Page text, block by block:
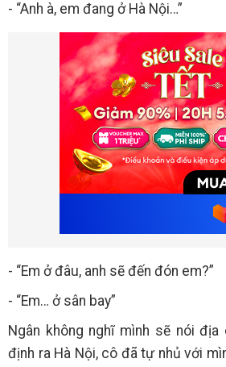
- “Anh à, em đang ở Hà Nội…”
- “Em ở đâu, anh sẽ đến đón em?”
- “Em… ở sân bay”
Ngân không nghĩ mình sẽ nói
định ra Hà Nội, cô đã tự nhủ với